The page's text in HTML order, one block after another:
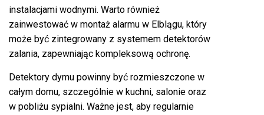
instalacjami wodnymi. Warto również
zainwestować w montaż alarmu w Elblągu, który
może być zintegrowany z systemem detektorów
zalania, zapewniając kompleksową ochronę.
Detektory dymu powinny być rozmieszczone w
całym domu, szczególnie w kuchni, salonie oraz
w pobliżu sypialni. Ważne jest, aby regularnie